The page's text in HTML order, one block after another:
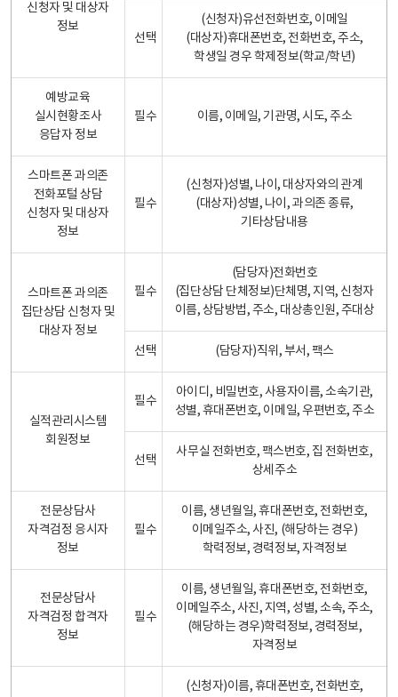
신청자 및 대상자
정보
선택
(신청자)유선전화번호, 이메일
(대상자)휴대폰번호, 전화번호, 주소,
학생일 경우 학제정보(학교/학년)
예방교육
실시현황조사
응답자 정보
필수 이름, 이메일, 기관명, 시도, 주소
스마트폰 과의존
전화포털 상담
신청자 및 대상자
정보
필수
(신청자)성별, 나이, 대상자와의 관계
(대상자)성별, 나이, 과의존 종류,
기타상담내용
스마트폰 과의존
집단상담 신청자 및
대상자 정보
필수
(담당자)전화번호
(집단상담 단체정보)단체명, 지역, 신청자
이름, 상담방법, 주소, 대상총인원, 주대상
선택 (담당자)직위, 부서, 팩스
실적관리시스템
회원정보
필수
아이디, 비밀번호, 사용자이름, 소속기관,
성별, 휴대폰번호, 이메일, 우편번호, 주소
선택
사무실 전화번호, 팩스번호, 집 전화번호,
상세주소
전문상담사
자격검정 응시자
정보
필수
이름, 생년월일, 휴대폰번호, 전화번호,
이메일주소, 사진, (해당하는 경우)
학력정보, 경력정보, 자격정보
전문상담사
자격검정 합격자
정보
필수
이름, 생년월일, 휴대폰번호, 전화번호,
이메일주소, 사진, 지역, 성별, 소속, 주소,
(해당하는 경우)학력정보, 경력정보,
자격정보
(신청자)이름, 휴대폰번호, 전화번호,